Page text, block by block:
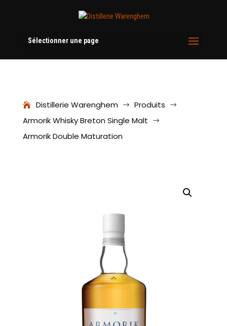
Sélectionner une page
Distillerie Warenghem $ Produits $
Armorik Whisky Breton Single Malt $
Armorik Double Maturation